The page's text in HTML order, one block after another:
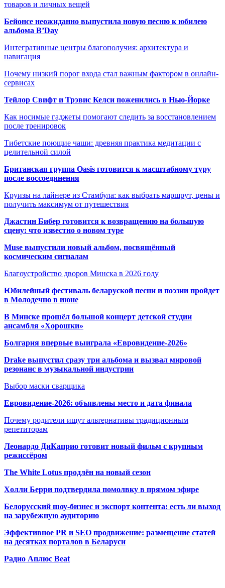
товаров и личных вещей
Бейонсе неожиданно выпустила новую песню к юбилею
альбома B’Day
Интегративные центры благополучия: архитектура и
навигация
Почему низкий порог входа стал важным фактором в онлайн-
сервисах
Тейлор Свифт и Трэвис Келси поженились в Нью-Йорке
Как носимые гаджеты помогают следить за восстановлением
после тренировок
Тибетские поющие чаши: древняя практика медитации с
целительной силой
Британская группа Oasis готовится к масштабному туру
после воссоединения
Круизы на лайнере из Стамбула: как выбрать маршрут, цены и
получить максимум от путешествия
Джастин Бибер готовится к возвращению на большую
сцену: что известно о новом туре
Muse выпустили новый альбом, посвящённый
космическим сигналам
Благоустройство дворов Минска в 2026 году
Юбилейный фестиваль беларуской песни и поэзии пройдет
в Молодечно в июне
В Минске прошёл большой концерт детской студии
ансамбля «Хорошки»
Болгария впервые выиграла «Евровидение-2026»
Drake выпустил сразу три альбома и вызвал мировой
резонанс в музыкальной индустрии
Выбор маски сварщика
Евровидение-2026: объявлены место и дата финала
Почему родители ищут альтернативы традиционным
репетиторам
Леонардо ДиКаприо готовит новый фильм с крупным
режиссёром
The White Lotus продлён на новый сезон
Холли Берри подтвердила помолвку в прямом эфире
Белорусский шоу-бизнес и экспорт контента: есть ли выход
на зарубежную аудиторию
Эффективное PR и SEO продвижение: размещение статей
на десятках порталов в Беларуси
Радио Аплюс Beat